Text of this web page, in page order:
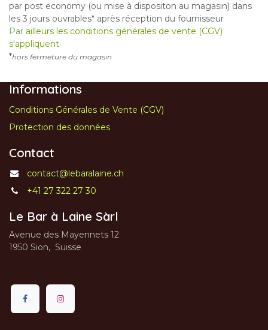
par post economy (ou mise à dispositon au magasin) dans
les 3 jours ouvrables* après réception du fournisseur
Par ailleurs les conditions générales de vente (CGV)
s'appliquent
*hors fermeture du magasin
Informations
Conditions Générales de Vente (CGV)
Protection des données
Contact
contact@lebaralaine.ch
+41 27 322 27 30
Le Bar à Laine Sàrl
Avenue des Mayennets 12
1950 Sion, Suisse